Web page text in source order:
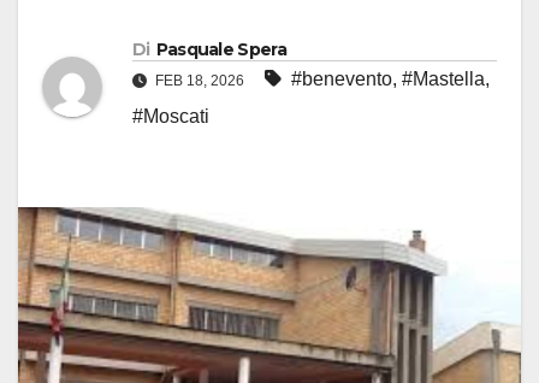
Di Pasquale Spera
FEB 18, 2026 #benevento, #Mastella,
#Moscati